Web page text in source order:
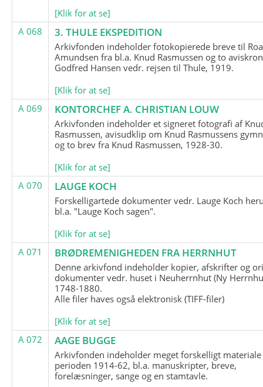
[Klik for at se]
A 068
3. THULE EKSPEDITION
Arkivfonden indeholder fotokopierede breve til
Amundsen fra bl.a. Knud Rasmussen og to
Godfred Hansen vedr. rejsen til Thule, 1919.
[Klik for at se]
A 069
KONTORCHEF A. CHRISTIAN LOUW
Arkivfonden indeholder et signeret fotografi af
Rasmussen, avisudklip om Knud Rasmussens
og to brev fra Knud Rasmussen, 1928-30.
[Klik for at se]
A 070
LAUGE KOCH
Forskelligartede dokumenter vedr. Lauge Koch
bl.a. "Lauge Koch sagen".
[Klik for at se]
A 071
BRØDREMENIGHEDEN FRA HERRNHUT
Denne arkivfond indeholder kopier, afskrifter og
dokumenter vedr. huset i Neuherrnhut (Ny
1748-1880.
Alle filer haves også elektronisk (TIFF-filer)
[Klik for at se]
A 072
AAGE BUGGE
Arkivfonden indeholder meget forskelligt
perioden 1914-62, bl.a. manuskripter, breve,
forelæsninger, sange og en stamtavle.